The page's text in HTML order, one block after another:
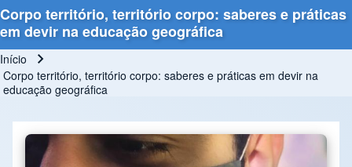
Corpo território, território corpo: saberes e práticas
em devir na educação geográfica
Trilha de navegação
Início
Corpo território, território corpo: saberes e práticas em devir na
educação geográfica